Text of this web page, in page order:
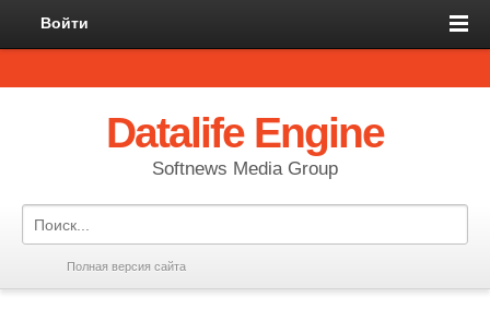
Войти
Datalife Engine
Softnews Media Group
Полная версия сайта